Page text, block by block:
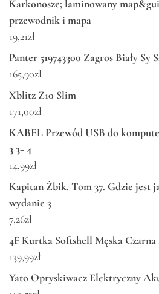
Karkonosze; laminowany
przewodnik i mapa
19,21zł
Panter 519743300 Zagros Biały Sy
165,90zł
Xblitz Z10 Slim
171,00zł
KABEL Przewód USB do
3 3+ 4
14,99zł
Kapitan Żbik. Tom 37. Gdzie jest
wydanie 3
7,26zł
4F Kurtka Softshell Męska Czarna
139,99zł
Yato Opryskiwacz Elektryczny